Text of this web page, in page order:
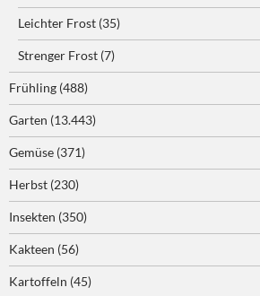
Leichter Frost (35)
Strenger Frost (7)
Frühling (488)
Garten (13.443)
Gemüse (371)
Herbst (230)
Insekten (350)
Kakteen (56)
Kartoffeln (45)